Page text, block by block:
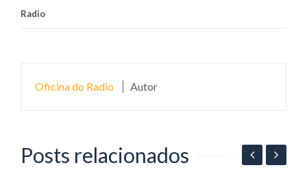
Radio
Oficina do Radio Autor
Posts relacionados